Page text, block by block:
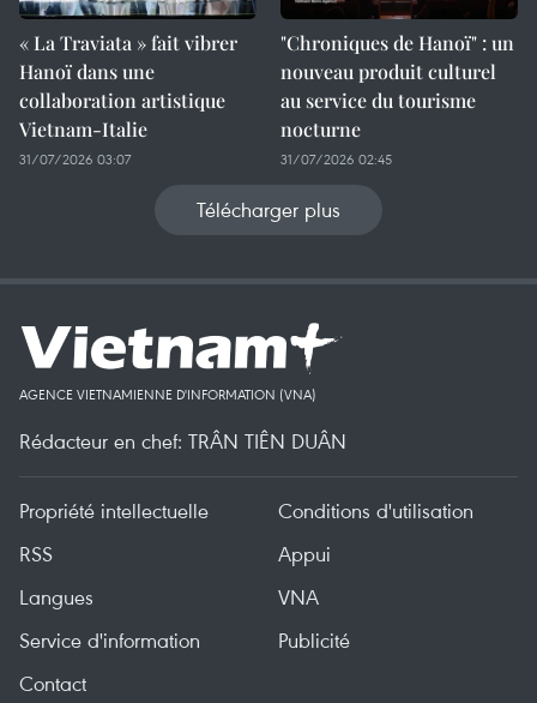
« La Traviata » fait vibrer
Hanoï dans une
collaboration artistique
Vietnam-Italie
31/07/2026 03:07
"Chroniques de Hanoï" : un
nouveau produit culturel
au service du tourisme
nocturne
31/07/2026 02:45
Télécharger plus
AGENCE VIETNAMIENNE D'INFORMATION (VNA)
Rédacteur en chef: TRÂN TIÊN DUÂN
Propriété intellectuelle
Conditions d'utilisation
RSS
Appui
Langues
VNA
Service d'information
Publicité
Contact